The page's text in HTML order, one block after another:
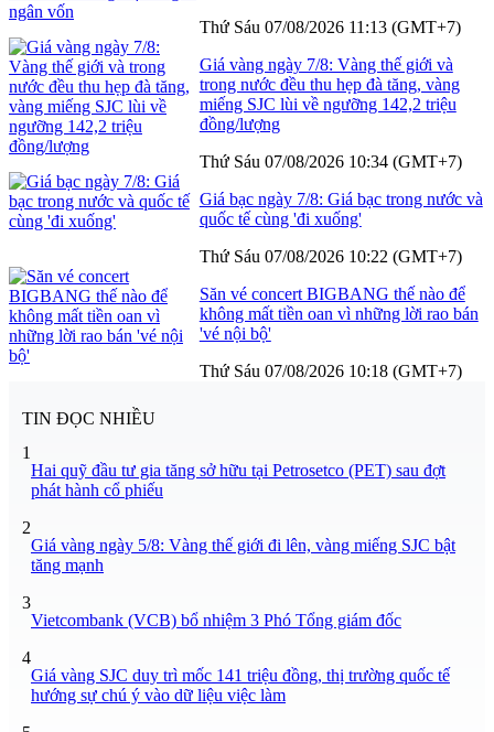
Thứ Sáu 07/08/2026 11:13 (GMT+7)
Giá vàng ngày 7/8: Vàng thế giới và
trong nước đều thu hẹp đà tăng, vàng
miếng SJC lùi về ngưỡng 142,2 triệu
đồng/lượng
Thứ Sáu 07/08/2026 10:34 (GMT+7)
Giá bạc ngày 7/8: Giá bạc trong nước và
quốc tế cùng 'đi xuống'
Thứ Sáu 07/08/2026 10:22 (GMT+7)
Săn vé concert BIGBANG thế nào để
không mất tiền oan vì những lời rao bán
'vé nội bộ'
Thứ Sáu 07/08/2026 10:18 (GMT+7)
TIN ĐỌC NHIỀU
1
Hai quỹ đầu tư gia tăng sở hữu tại Petrosetco (PET) sau đợt
phát hành cổ phiếu
2
Giá vàng ngày 5/8: Vàng thế giới đi lên, vàng miếng SJC bật
tăng mạnh
3
Vietcombank (VCB) bổ nhiệm 3 Phó Tổng giám đốc
4
Giá vàng SJC duy trì mốc 141 triệu đồng, thị trường quốc tế
hướng sự chú ý vào dữ liệu việc làm